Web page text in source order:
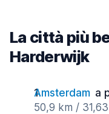
La città più
Harderwijk
Amsterdam a
50,9 km /